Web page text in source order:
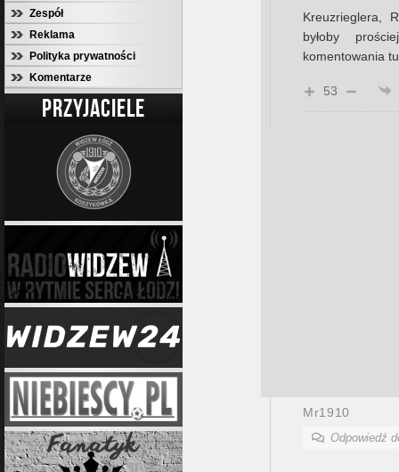
Zespół
Reklama
Polityka prywatności
Komentarze
PRZYJACIELE
Kreuzrieglera,
byłoby
komentowania
53
Mr1910
Odpowiedź